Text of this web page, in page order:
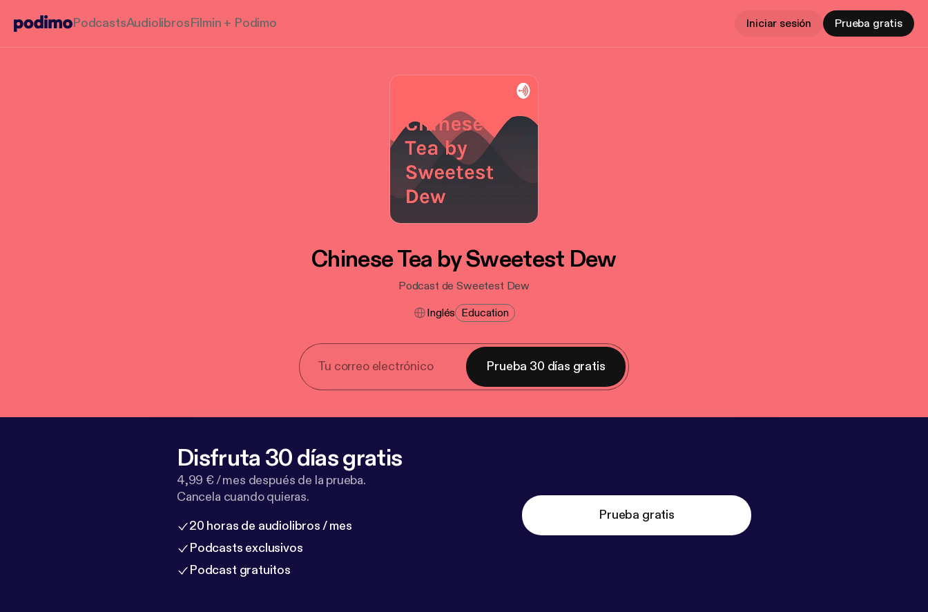
PodcastsAudiolibrosFilmin + Podimo Iniciar sesión Prueba gratis
Chinese Tea by Sweetest Dew
Podcast de Sweetest Dew
Inglés Education
Prueba 30 días gratis
Disfruta 30 días gratis
4,99 € / mes después de la prueba.
Cancela cuando quieras.
20 horas de audiolibros / mes
Podcasts exclusivos
Podcast gratuitos
Prueba gratis